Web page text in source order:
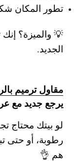
تطور المكان
💡 والميزة؟ إنك
الجديد.
مقاول ترميم
يرجع جديد مع
لو بيتك محتاج
رطوبة، أو حتى
هم 👌